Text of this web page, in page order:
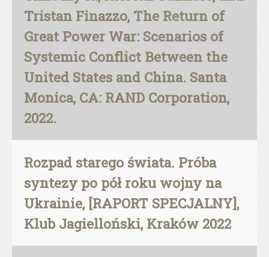
Tristan Finazzo, The Return of
Great Power War: Scenarios of
Systemic Conflict Between the
United States and China. Santa
Monica, CA: RAND Corporation,
2022.
Rozpad starego świata. Próba
syntezy po pół roku wojny na
Ukrainie, [RAPORT SPECJALNY],
Klub Jagielloński, Kraków 2022